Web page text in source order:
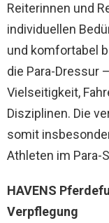
Reiterinnen und
individuellen
und komfortabel
die Para-Dressur
Vielseitigkeit,
Disziplinen. Die
somit
Athleten im Para-
HAVENS
Verpflegung